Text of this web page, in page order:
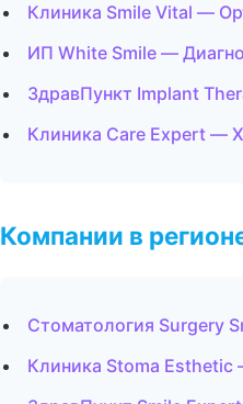
Клиника Smile Vital —
ИП White Smile —
ЗдравПункт Implant
Клиника Care Expert —
Компании в
Стоматология Surgery
Клиника Stoma